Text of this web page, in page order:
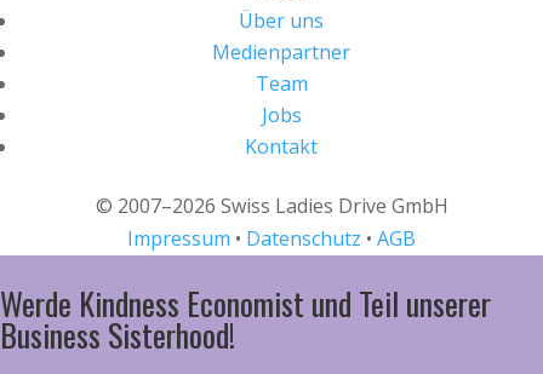
Über uns
Medienpartner
Team
Jobs
Kontakt
© 2007–2026 Swiss Ladies Drive GmbH
Impressum • Datenschutz • AGB
Werde Kindness Economist und Teil unserer
Business Sisterhood!